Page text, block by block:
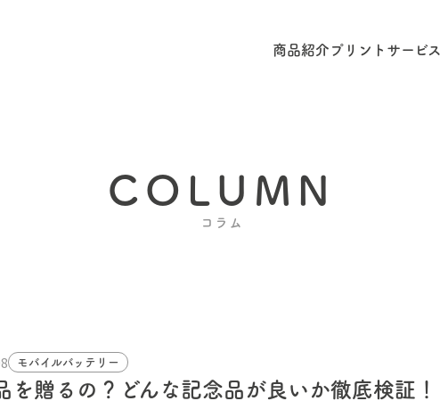
商品紹介 プリントサービス
COLUMN
コラム
モバイルバッテリー
を贈るの？どんな記念品が良いか徹底検証！